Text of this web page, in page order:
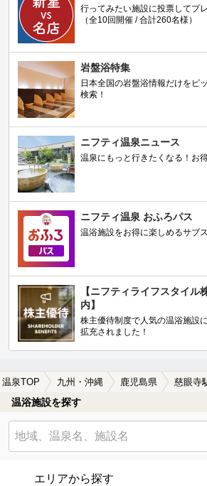
行ってみたい施設に投票してプ
（全10回開催 / 合計260名様）
岩盤浴特集
日本全国の岩盤浴情報だけをピ
検索！
ニフティ温泉ニュース
温泉にもっと行きたくなる！お
ニフティ温泉 おふろパス
温浴施設をお得に楽しめるサブ
【ニフティライフスタイル
内】
株主優待制度で人気の温浴施設
拡充されました！
温泉TOP 九州・沖縄 鹿児島県 慈眼寺
温浴施設を探す
エリアから探す